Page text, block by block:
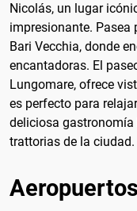
Nicolás, un lugar
impresionante. Pasea
Bari Vecchia, donde
encantadoras. El
Lungomare, ofrece
es perfecto para
deliciosa
trattorias de la ciudad.